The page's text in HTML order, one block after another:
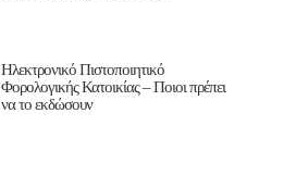
Ηλεκτρονικό Πιστοποιητικό
Φορολογικής Κατοικίας – Ποιοι πρέπει
να το εκδώσουν